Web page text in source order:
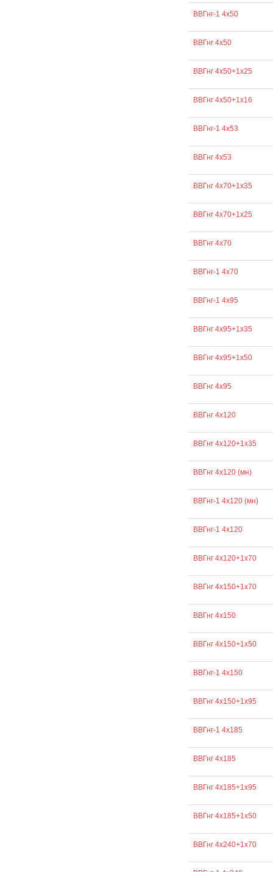
ВВГнг-1 4х50
ВВГнг 4х50
ВВГнг 4х50+1х25
ВВГнг 4х50+1х16
ВВГнг-1 4х53
ВВГнг 4х53
ВВГнг 4х70+1х35
ВВГнг 4х70+1х25
ВВГнг 4х70
ВВГнг-1 4х70
ВВГнг-1 4х95
ВВГнг 4х95+1х35
ВВГнг 4х95+1х50
ВВГнг 4х95
ВВГнг 4х120
ВВГнг 4х120+1х35
ВВГнг 4х120 (мн)
ВВГнг-1 4х120 (мн)
ВВГнг-1 4х120
ВВГнг 4х120+1х70
ВВГнг 4х150+1х70
ВВГнг 4х150
ВВГнг 4х150+1х50
ВВГнг-1 4х150
ВВГнг 4х150+1х95
ВВГнг-1 4х185
ВВГнг 4х185
ВВГнг 4х185+1х95
ВВГнг 4х185+1х50
ВВГнг 4х240+1х70